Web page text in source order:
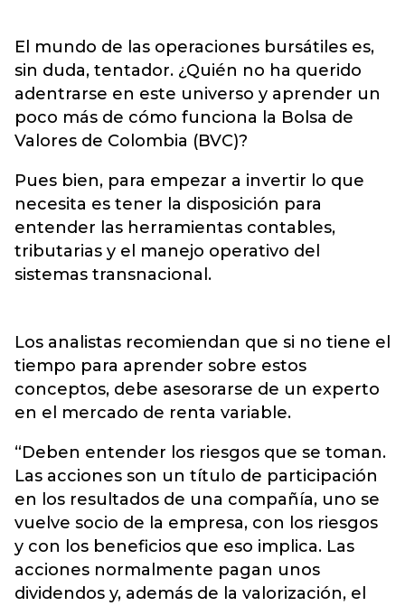
El mundo de las operaciones bursátiles es,
sin duda, tentador. ¿Quién no ha querido
adentrarse en este universo y aprender un
poco más de cómo funciona la Bolsa de
Valores de Colombia (BVC)?
Pues bien, para empezar a invertir lo que
necesita es tener la disposición para
entender las herramientas contables,
tributarias y el manejo operativo del
sistemas transnacional.
Los analistas recomiendan que si no tiene el
tiempo para aprender sobre estos
conceptos, debe asesorarse de un experto
en el mercado de renta variable.
“Deben entender los riesgos que se toman.
Las acciones son un título de participación
en los resultados de una compañía, uno se
vuelve socio de la empresa, con los riesgos
y con los beneficios que eso implica. Las
acciones normalmente pagan unos
dividendos y, además de la valorización, el